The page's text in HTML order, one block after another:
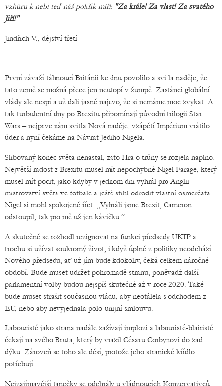
vzhůru k nebi teď náš pokřik míří: "Za krále! Za vlast! Za svatého
Jiří!"
Jindřich V., dějství třetí
První závaží táhnoucí Británii ke dnu povolilo a svitla naděje, že
tato země se možná přece jen neutopí v žumpě. Zastánci globální
vlády ale nespí a už dali jasně najevo, že si nemáme moc zvykat. A
tak turbulentní dny po Brexitu připomínají původní trilogii Star
Wars – nejprve nám svitla Nová naděje, vzápětí Impérium vrátilo
úder a nyní čekáme na Návrat Jediho Nigela.
Slibovaný konec světa nenastal, zato Hra o trůny se rozjela naplno.
Největší radost z Brexitu musel mít nepochybně Nigel Farage, který
musel mít pocit, jako kdyby v jednom dni vyhrál pro Anglii
mistrovství světa ve fotbale a ještě stihl odrodit vlastní osmerčata.
Nigel si mohl spokojeně říct: „Vyhráli jsme Brexit, Cameron
odstoupil, tak pro mě už jen kávičku.“
A skutečně se rozhodl rezignovat na funkci předsedy UKIP a
trochu si užívat soukromý život, i když úplně z politiky neodchází.
Nového předsedu, ať už jím bude kdokoliv, čeká celkem náročné
období. Bude muset udržet pohromadě stranu, poněvadž další
parlamentní volby budou nejspíš skutečně až v roce 2020. Také
bude muset strašit současnou vládu, aby neotálela s odchodem z
EU, nebo aby nevyjednala polo-unijní smlouvu.
Labouristé jako strana nadále zažívají implozi a labouristé-blairisté
čekají na svého Bruta, který by vrazil Césaru Corbynovi do zad
dýku. Zároveň se toho ale děsí, protože jeho stranické křídlo
potřebují.
Nejzajímavější tanečky se odehrály u vládnoucích Konzervativců.